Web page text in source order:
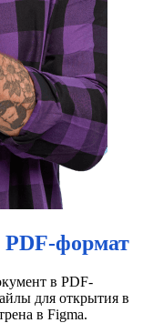
PDF-формат
в PDF-
для открытия в
в Figma.